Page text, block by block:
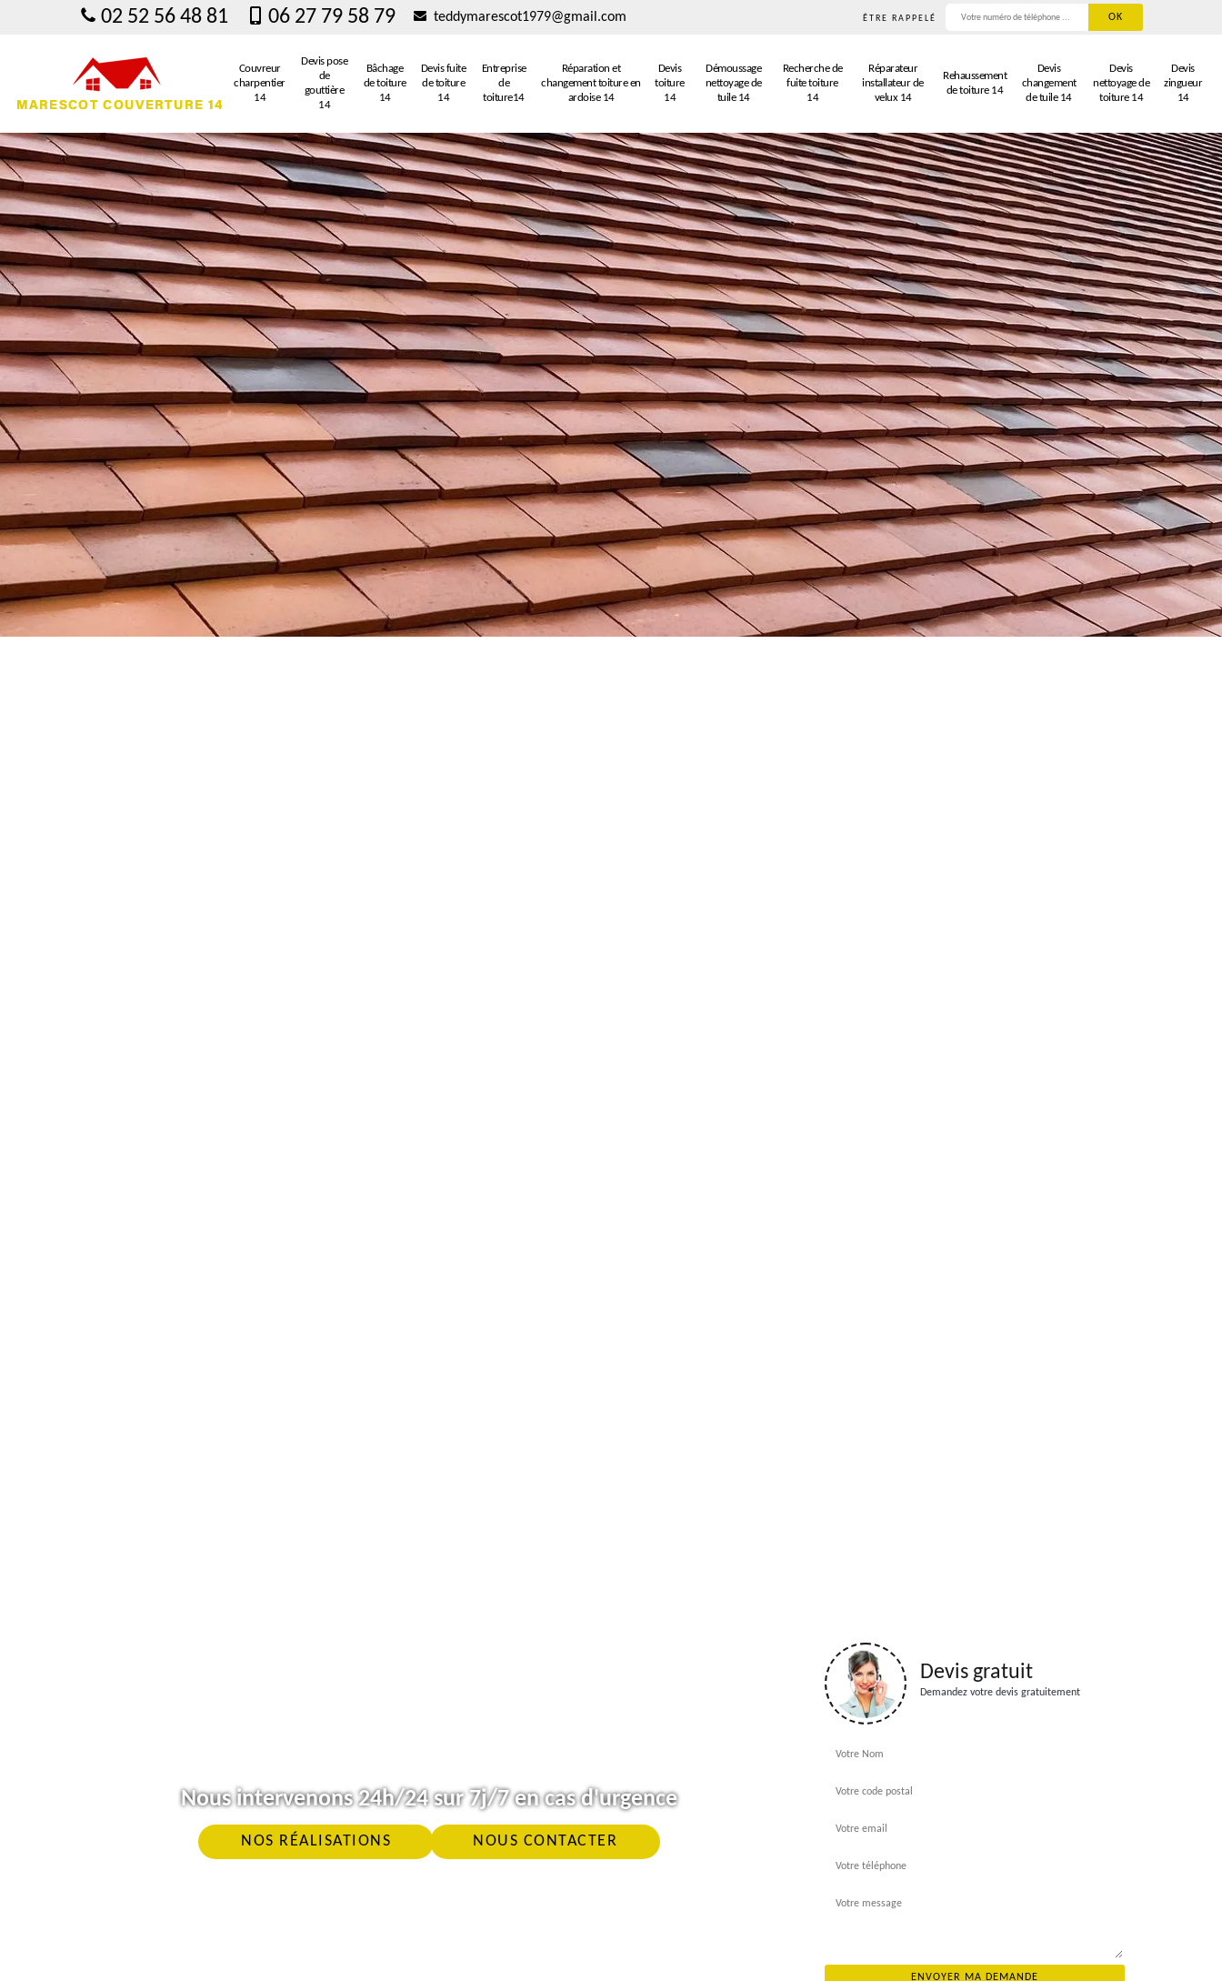
02 52 56 48 81 06 27 79 58 79 teddymarescot1979@gmail.com ÊTRE RAPPELÉ
Couvreur
charpentier
14
Devis pose
de
gouttière
14
Bâchage
de toiture
14
Devis fuite
de toiture
14
Entreprise
de
toiture14
Réparation et
changement toiture en
ardoise 14
Devis
toiture
14
Démoussage
nettoyage de
tuile 14
Recherche de
fuite toiture
14
Réparateur
installateur de
velux 14
Rehaussement
de toiture 14
Devis
changement
de tuile 14
Devis
nettoyage de
toiture 14
Devis
zingueur
14
Nous intervenons 24h/24 sur 7j/7 en cas d'urgence
NOS RÉALISATIONS NOUS CONTACTER
Devis gratuit
Demandez votre devis gratuitement